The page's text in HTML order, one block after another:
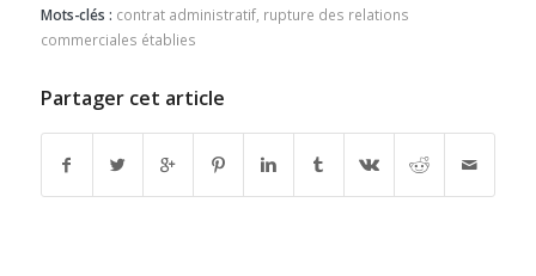
Mots-clés : contrat administratif, rupture des relations
commerciales établies
Partager cet article